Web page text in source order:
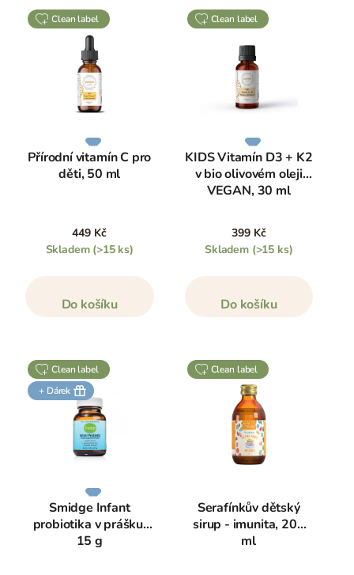
clean label
Přírodní vitamín C pro
děti, 50 ml
449 Kč
Skladem (>15 ks)
Do košíku
clean label
KIDS Vitamín D3 + K2
v bio olivovém oleji
VEGAN, 30 ml
399 Kč
Skladem (>15 ks)
Do košíku
clean label
+ Dárek
Smidge Infant
probiotika v prášku,
15 g
clean label
Serafínkův dětský
sirup - imunita, 200
ml